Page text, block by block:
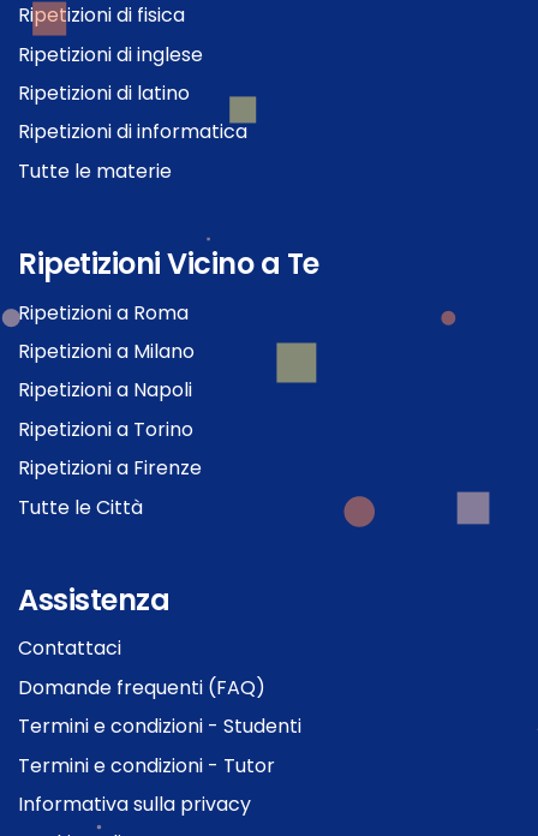
Ripetizioni di fisica
Ripetizioni di inglese
Ripetizioni di latino
Ripetizioni di informatica
Tutte le materie
Ripetizioni Vicino a Te
Ripetizioni a Roma
Ripetizioni a Milano
Ripetizioni a Napoli
Ripetizioni a Torino
Ripetizioni a Firenze
Tutte le Città
Assistenza
Contattaci
Domande frequenti (FAQ)
Termini e condizioni - Studenti
Termini e condizioni - Tutor
Informativa sulla privacy